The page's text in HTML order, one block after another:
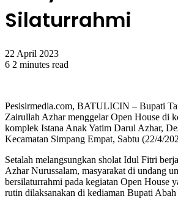
Silaturrahmi
22 April 2023
6 2 minutes read
Pesisirmedia.com, BATULICIN – Bupati
Zairullah Azhar menggelar Open House di
komplek Istana Anak Yatim Darul Azhar,
Kecamatan Simpang Empat, Sabtu (22/4/
Setalah melangsungkan sholat Idul Fitri
Azhar Nurussalam, masyarakat di undang
bersilaturrahmi pada kegiatan Open House
rutin dilaksanakan di kediaman Bupati